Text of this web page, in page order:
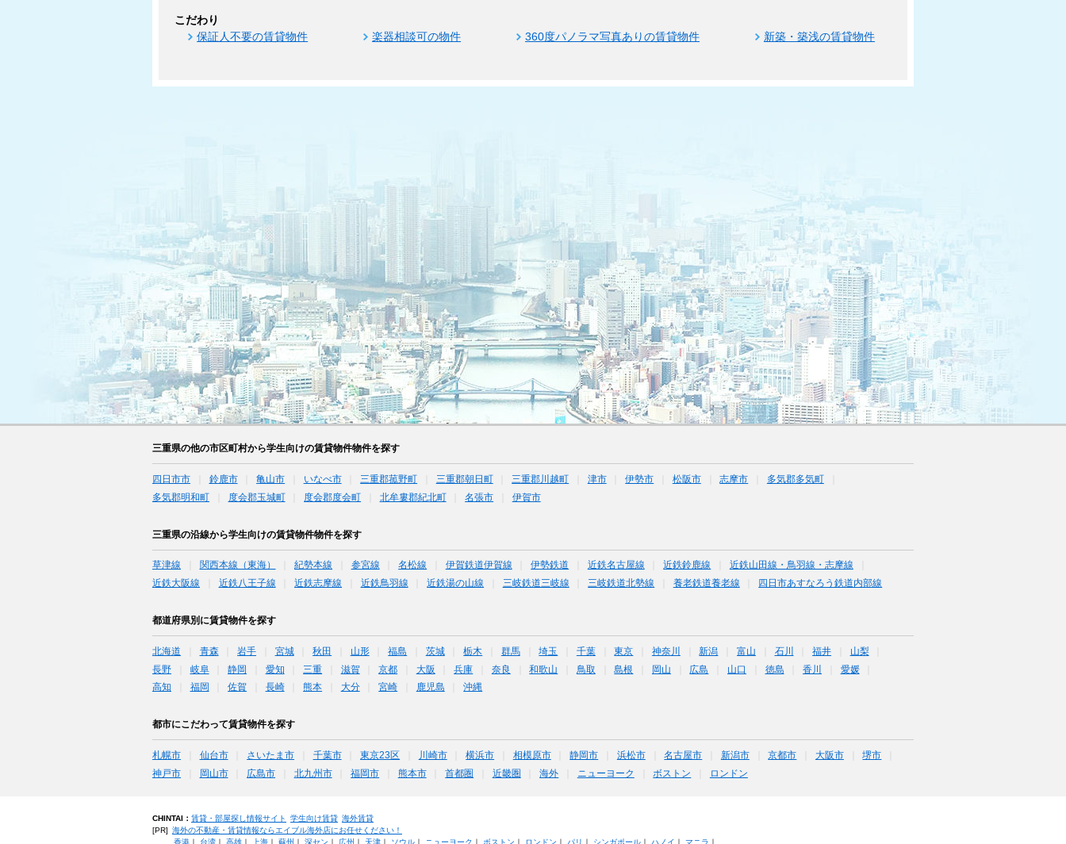
こだわり
保証人不要の賃貸物件 楽器相談可の物件 360度パノラマ写真ありの賃貸物件 新築・築浅の賃貸物件
三重県の他の市区町村から学生向けの賃貸物件物件を探す
四日市市 鈴鹿市 亀山市 いなべ市 三重郡菰野町 三重郡朝日町 三重郡川越町 津市 伊勢市 松阪市 志摩市
多気郡多気町
多気郡明和町
度会郡玉城町 度会郡度会町 北牟婁郡紀北町 名張市 伊賀市
三重県の沿線から学生向けの賃貸物件物件を探す
草津線 関西本線（東海） 紀勢本線 参宮線 名松線 伊賀鉄道伊賀線 伊勢鉄道 近鉄名古屋線 近鉄鈴鹿線
近鉄山田線・鳥羽線・志摩線
近鉄大阪線
近鉄八王子線 近鉄志摩線 近鉄鳥羽線 近鉄湯の山線 三岐鉄道三岐線 三岐鉄道北勢線 養老鉄道養老線 四日市あすなろう鉄道内部線
都道府県別に賃貸物件を探す
北海道 青森 岩手 宮城 秋田 山形 福島 茨城 栃木 群馬 埼玉 千葉 東京 神奈川 新潟 富山 石川 福井
山梨
長野
岐阜 静岡 愛知 三重 滋賀 京都 大阪 兵庫 奈良 和歌山 鳥取 島根 岡山 広島 山口 徳島 香川
愛媛
高知
福岡 佐賀 長崎 熊本 大分 宮崎 鹿児島 沖縄
都市にこだわって賃貸物件を探す
札幌市 仙台市 さいたま市 千葉市 東京23区 川崎市 横浜市 相模原市 静岡市 浜松市 名古屋市 新潟市 京都市 大阪市
堺市
神戸市
岡山市 広島市 北九州市 福岡市 熊本市 首都圏 近畿圏 海外 ニューヨーク ボストン ロンドン
CHINTAI： 賃貸・部屋探し情報サイト 学生向け賃貸 海外賃貸
[PR] 海外の不動産・賃貸情報ならエイブル海外店にお任せください！
香港｜ 台湾｜ 高雄｜ 上海｜ 蘇州 ｜ 深セン ｜ 広州 ｜ 天津｜ ソウル｜ ニューヨーク ｜ ボストン ｜ ロンドン ｜ パリ ｜ シンガポール｜ ハノイ ｜ マニラ ｜